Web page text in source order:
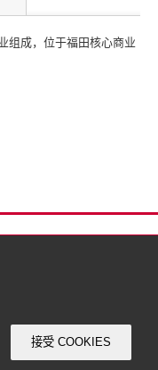
接受 COOKIES
组成，位于福田核心商业
司)